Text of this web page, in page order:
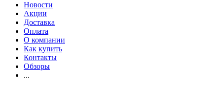
Новости
Акции
Доставка
Оплата
О компании
Как купить
Контакты
Обзоры
...